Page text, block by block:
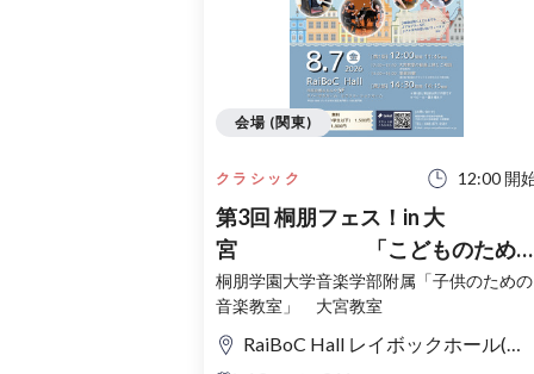
クラシック 12:00 開
第3回 桐朋フェス！in 大
宮 「こどものため
コンサート」〜出かけよう！音
の旅〜
桐朋学園大学音楽学部附属「子供のための
音楽教室」 大宮教室
RaiBoC Hall レイボックホール(市民会館おおみや) 5F リハーサルルーム・レクリエーションルーム
会場 (関東)